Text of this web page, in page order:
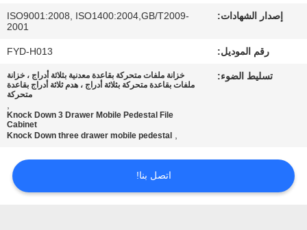
اقتباس
إصدار الشهادات:
ISO9001:2008, ISO1400:2004,GB/T2009-
2001
رقم الموديل: FYD-H013
تسليط الضوء:
خزانة ملفات متحركة بقاعدة معدنية بثلاثة أدراج ، خزانة
ملفات بقاعدة متحركة بثلاثة أدراج ، هدم ثلاثة أدراج بقاعدة
متحركة
,
Knock Down 3 Drawer Mobile Pedestal File
Cabinet
,
Knock Down three drawer mobile pedestal
اتصل بنا!